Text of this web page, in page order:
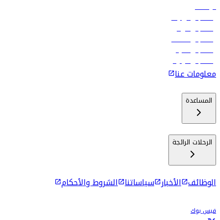
الوظائف
رحلات إلى تبيليسي
رحلات إلى الرياض
رحلات إلى مسقط
رحلات إلى ماليه
رحلات إلى كولومبو
معلومات عنا
المساعدة
الرحلات الرائجة
الوظائف الأخبار سياساتنا الشروط والأحكام
فيس بوك